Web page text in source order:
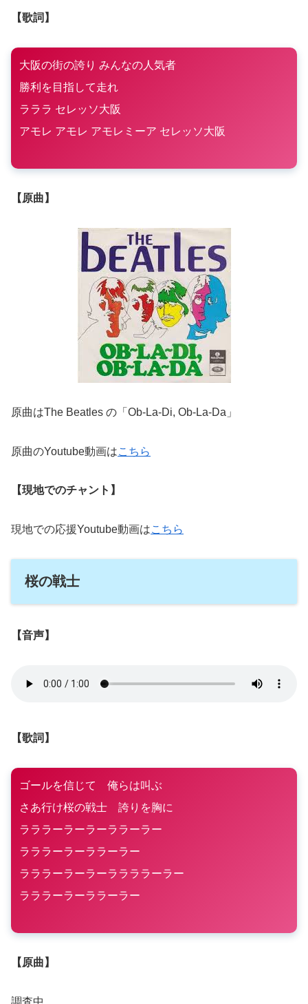
【歌詞】
大阪の街の誇り みんなの人気者
勝利を目指して走れ
ラララ セレッソ大阪
アモレ アモレ アモレミーア セレッソ大阪
【原曲】
原曲はThe Beatles の「Ob-La-Di, Ob-La-Da」
原曲のYoutube動画はこちら
【現地でのチャント】
現地での応援Youtube動画はこちら
桜の戦士
【音声】
【歌詞】
ゴールを信じて 俺らは叫ぶ
さあ行け桜の戦士 誇りを胸に
ラララーラーラーララーラー
ラララーラーララーラー
ラララーラーラーララララーラー
ラララーラーララーラー
【原曲】
調査中。